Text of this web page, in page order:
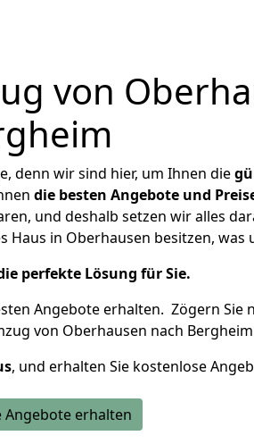
von
denn wir sind hier, um Ihnen die
die besten Angebote und
und deshalb setzen wir alles
in Oberhausen besitzen, was
perfekte Lösung für Sie.
Angebote erhalten. Zögern Sie
von Oberhausen nach
, und erhalten Sie kostenlose
Angebote erhalten